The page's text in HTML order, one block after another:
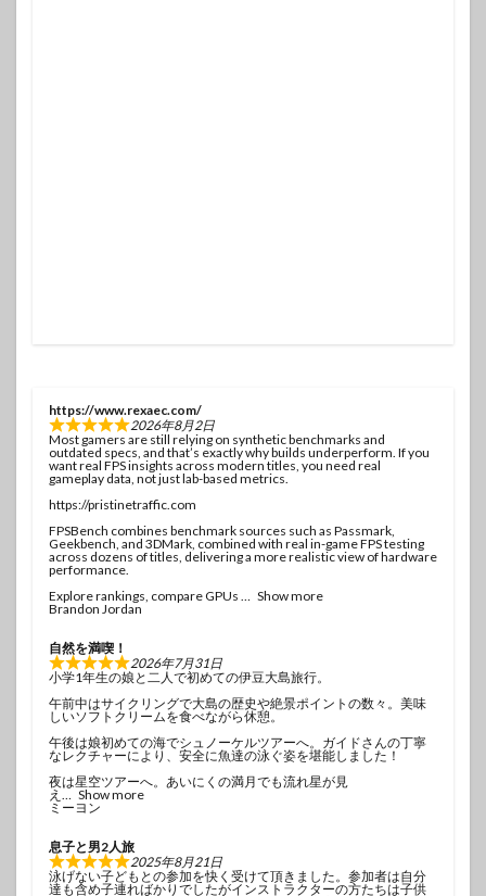
https://www.rexaec.com/
2026年8月2日
Most gamers are still relying on synthetic benchmarks and
outdated specs, and that’s exactly why builds underperform. If you
want real FPS insights across modern titles, you need real
gameplay data, not just lab-based metrics.
https://pristinetraffic.com
FPSBench combines benchmark sources such as Passmark,
Geekbench, and 3DMark, combined with real in-game FPS testing
across dozens of titles, delivering a more realistic view of hardware
performance.
Explore rankings, compare GPUs
Show more
Brandon Jordan
自然を満喫！
2026年7月31日
小学1年生の娘と二人で初めての伊豆大島旅行。
午前中はサイクリングで大島の歴史や絶景ポイントの数々。美味
しいソフトクリームを食べながら休憩。
午後は娘初めての海でシュノーケルツアーへ。ガイドさんの丁寧
なレクチャーにより、安全に魚達の泳ぐ姿を堪能しました！
夜は星空ツアーへ。あいにくの満月でも流れ星が見
え
Show more
ミーヨン
息子と男2人旅
2025年8月21日
泳げない子どもとの参加を快く受けて頂きました。参加者は自分
達も含め子連ればかりでしたがインストラクターの方たちは子供